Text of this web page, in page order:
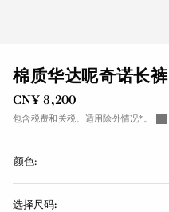
棉质华达呢奇诺长裤
CN¥ 8,200
包含税费和关税。适用除外情况*。
颜色:
选择尺码: